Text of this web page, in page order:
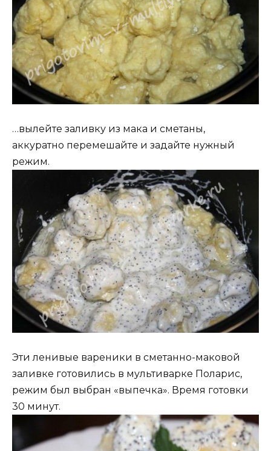
…вылейте заливку из мака и сметаны,
аккуратно перемешайте и задайте нужный
режим.
Эти ленивые вареники в сметанно-маковой
заливке готовились в мультиварке Поларис,
режим был выбран «выпечка». Время готовки
30 минут.